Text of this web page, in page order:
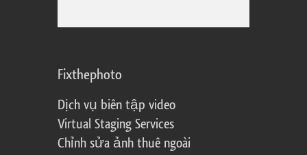
Fixthephoto
Dịch vụ biên tập video
Virtual Staging Services
Chỉnh sửa ảnh thuê ngoài